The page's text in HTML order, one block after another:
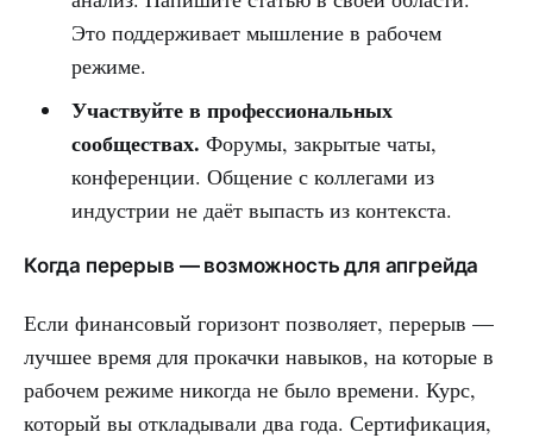
Это поддерживает мышление в рабочем
режиме.
Участвуйте в профессиональных
сообществах. Форумы, закрытые чаты,
конференции. Общение с коллегами из
индустрии не даёт выпасть из контекста.
Когда перерыв — возможность для апгрейда
Если финансовый горизонт позволяет, перерыв —
лучшее время для прокачки навыков, на которые в
рабочем режиме никогда не было времени. Курс,
который вы откладывали два года. Сертификация,